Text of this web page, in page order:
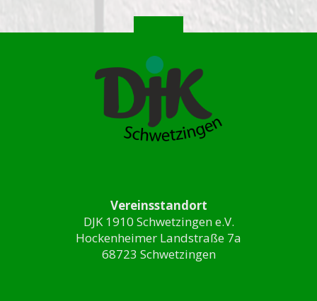
Vereinsstandort
DJK 1910 Schwetzingen e.V.
Hockenheimer Landstraße 7a
68723 Schwetzingen